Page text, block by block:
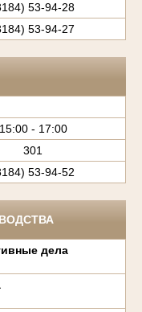
53-94-28
53-94-27
15:00 - 17:00
301
53-94-52
дела